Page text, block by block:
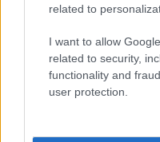
related to
I want to allow
related to security,
functionality and
user protection.
Ezért párásodik be